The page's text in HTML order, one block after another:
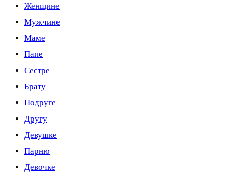
Женщине
Мужчине
Маме
Папе
Сестре
Брату
Подруге
Другу
Девушке
Парню
Девочке